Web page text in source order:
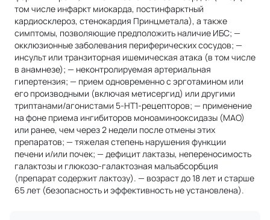
том числе инфаркт миокарда, постинфарктный
кардиосклероз, стенокардия Принцметала), а также
симптомы, позволяющие предположить наличие ИБС; —
окклюзионные заболевания периферических сосудов; —
инсульт или транзиторная ишемическая атака (в том числе
в анамнезе); — неконтролируемая артериальная
гипертензия; — прием одновременно с эрготамином или
его производными (включая метисергид) или другими
триптанами/агонистами 5-НТ1-рецепторов; — применение
на фоне приема ингибиторов моноаминооксидазы (МАО)
или ранее, чем через 2 недели после отмены этих
препаратов; — тяжелая степень нарушения функции
печени и/или почек; — дефицит лактазы, непереносимость
галактозы и глюкозо-галактозная мальабсорбция
(препарат содержит лактозу). — возраст до 18 лет и старше
65 лет (безопасность и эффективность не установлена).